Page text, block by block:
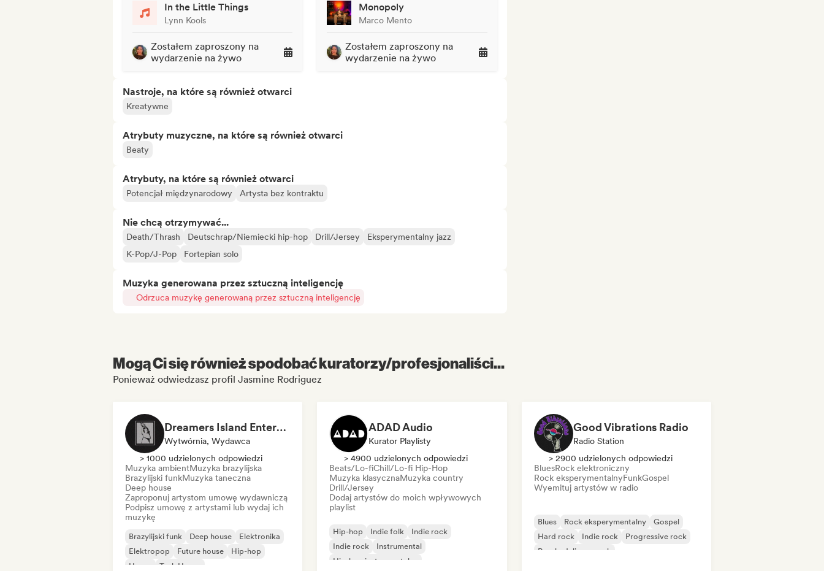
In the Little Things
Lynn Kools
Zostałem zaproszony na
wydarzenie na żywo
Monopoly
Marco Mento
Zostałem zaproszony na
wydarzenie na żywo
Nastroje, na które są również otwarci
Kreatywne
Atrybuty muzyczne, na które są również otwarci
Beaty
Atrybuty, na które są również otwarci
Potencjał międzynarodowy Artysta bez kontraktu
Nie chcą otrzymywać...
Death/Thrash Deutschrap/Niemiecki hip-hop Drill/Jersey
Eksperymentalny jazz
K-Pop/J-Pop
Fortepian solo
Muzyka generowana przez sztuczną inteligencję
Odrzuca muzykę generowaną przez sztuczną inteligencję
Mogą Ci się również spodobać kuratorzy/profesjonaliści...
Ponieważ odwiedzasz profil Jasmine Rodriguez
Dreamers Island Entertainment
Wytwórnia, Wydawca
> 1000 udzielonych odpowiedzi
Muzyka ambientMuzyka brazylijska
Brazylijski funkMuzyka taneczna
Deep house
Zaproponuj artystom umowę wydawniczą
Podpisz umowę z artystami lub wydaj ich
muzykę
Brazylijski funk Deep house
Elektronika
Elektropop
Future house
Hip-hop
House
Tech House
ADAD Audio
Kurator Playlisty
> 4900 udzielonych odpowiedzi
Beats/Lo-fiChill/Lo-fi Hip-Hop
Muzyka klasycznaMuzyka country
Drill/Jersey
Dodaj artystów do moich wpływowych
playlist
Hip-hop Indie folk
Indie rock
Indie rock
Instrumental
Hip-hop instrumentalny
Good Vibrations Radio
Radio Station
> 2900 udzielonych odpowiedzi
BluesRock elektroniczny
Rock eksperymentalnyFunkGospel
Wyemituj artystów w radio
Blues Rock eksperymentalny
Gospel
Hard rock
Indie rock
Progressive rock
Psychedeliczny rock